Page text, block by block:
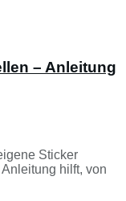
– Anleitung
Sticker
hilft, von